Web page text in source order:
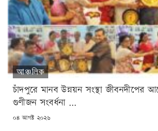
আঞ্চলিক
চাঁদপুরে মানব উন্নয়ন সংস্থা জীবনদীপের
গুণীজন সংবর্ধনা ...
POSTED
০৪ আগষ্ট ২০২৬